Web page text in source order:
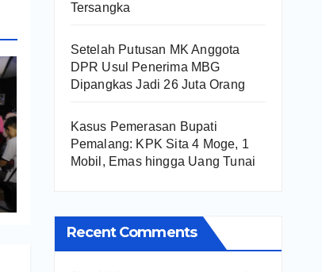
Tersangka
Setelah Putusan MK Anggota
DPR Usul Penerima MBG
Dipangkas Jadi 26 Juta Orang
Kasus Pemerasan Bupati
Pemalang: KPK Sita 4 Moge, 1
Mobil, Emas hingga Uang Tunai
Recent Comments